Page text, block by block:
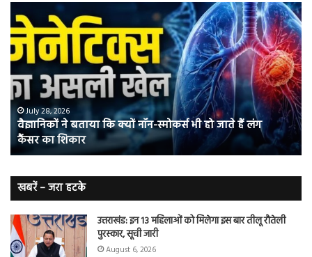
ने
बताया
कि
क्यों
नॉन-
स्मोकर्स
भी
जाते
हैं
कैंसर का
शिकार
July 28, 2026
वैज्ञानिकों ने बताया कि क्यों नॉन-स्मोकर्स भी हो जाते हैं लंग
कैंसर का शिकार
में
की
खबरें – जरा हटके
उत्तराखंड: इन 13 महिलाओं को मिलेगा इस बार तीलू रौतेली
पुरस्कार, सूची जारी
August 6, 2026